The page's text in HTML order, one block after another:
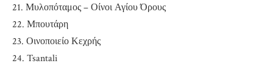
21. Μυλοπόταμος – Οίνοι Αγίου Όρους
22. Μπουτάρη
23. Οινοποιείο Κεχρής
24. Tsantali